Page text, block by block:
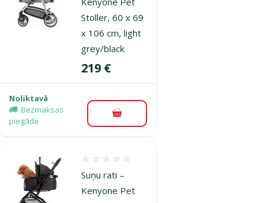
Stoller, 60 x 69
x 106 cm, light
grey/black
Cena
219 €
Noliktavā
Bezmaksas
piegāde
Pievienot grozam
Suņu rati –
Kenyone Pet